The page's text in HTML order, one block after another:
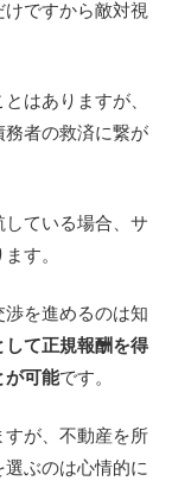
ですから敵対視
はありますが、
者の救済に繋が
ている場合、サ
す。
を進めるのは知
して正規報酬を得
が可能です。
が、不動産を所
ぶのは心情的に